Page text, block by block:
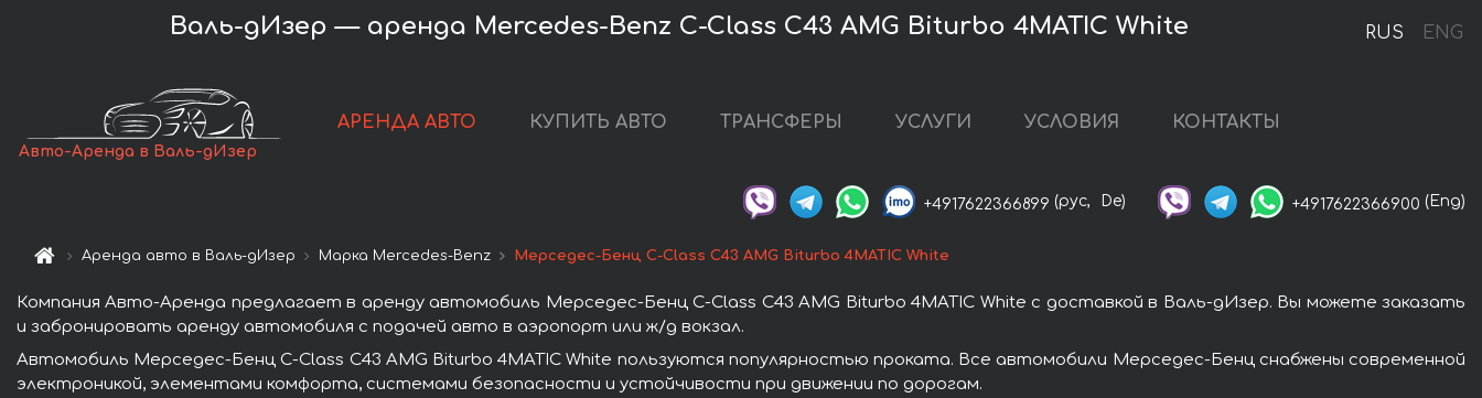
RUS ENG
Валь-дИзер — аренда Mercedes-Benz C-Class C43 AMG Biturbo 4MATIC White
Авто-Аренда в Валь-дИзер
АРЕНДА АВТО КУПИТЬ АВТО ТРАНСФЕРЫ УСЛУГИ УСЛОВИЯ КОНТАКТЫ
+4917622366899 (рус, De) +4917622366900 (Eng)
Аренда авто в Валь-дИзер Марка Mercedes-Benz Мерседес-Бенц C-Class C43 AMG Biturbo 4MATIC White
Компания Авто-Аренда предлагает в аренду автомобиль Мерседес-Бенц C-Class C43 AMG Biturbo 4MATIC White с доставкой в Валь-дИзер. Вы можете заказать
и забронировать аренду автомобиля с подачей авто в аэропорт или ж/д вокзал.
Автомобиль Мерседес-Бенц C-Class C43 AMG Biturbo 4MATIC White пользуются популярностью проката. Все автомобили Мерседес-Бенц снабжены современной
электроникой, элементами комфорта, системами безопасности и устойчивости при движении по дорогам.